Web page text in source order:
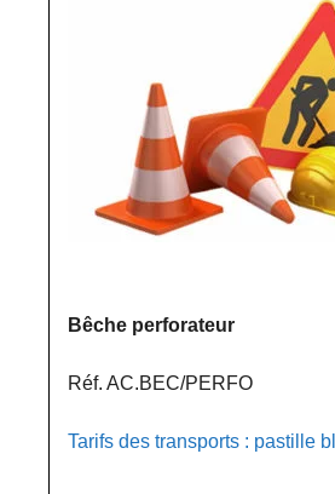
Bêche perforateur
Réf. AC.BEC/PERFO
Tarifs des transports : pastille